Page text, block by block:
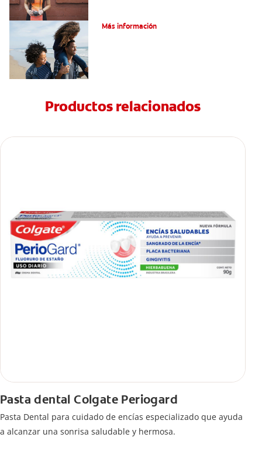
Más información
Productos relacionados
Pasta dental Colgate Periogard
Pasta Dental para cuidado de encías especializado que ayuda
a alcanzar una sonrisa saludable y hermosa.